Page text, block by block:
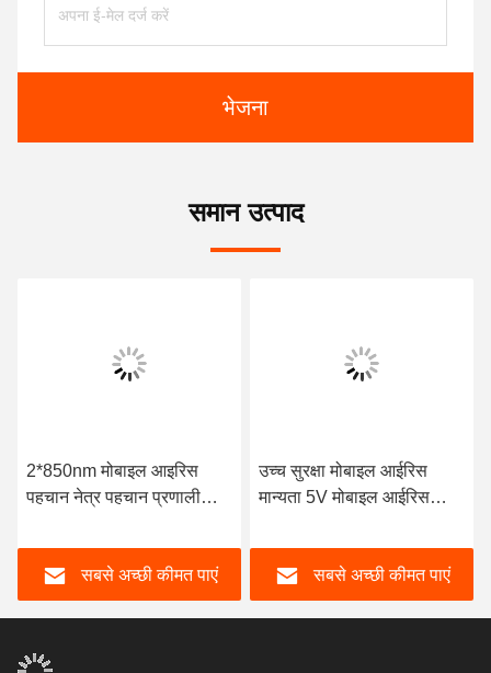
भेजना
समान उत्पाद
2*850nm मोबाइल आइरिस
पहचान नेत्र पहचान प्रणाली
सबसे अच्छी कीमत पाएं
उच्च सुरक्षा मोबाइल आईरिस
मान्यता 5V मोबाइल आईरिस
सबसे अच्छी कीमत पाएं